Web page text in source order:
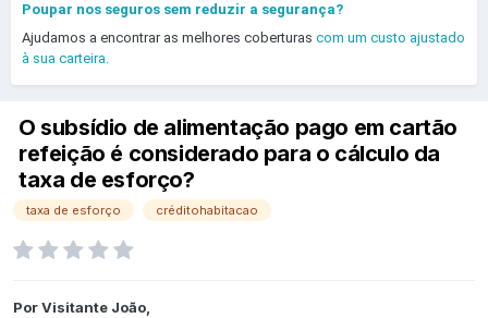
Poupar nos seguros sem reduzir a segurança?
Ajudamos a encontrar as melhores coberturas com um custo ajustado
à sua carteira.
O subsídio de alimentação pago em cartão
refeição é considerado para o cálculo da
taxa de esforço?
taxa de esforço créditohabitacao
PorVisitante João,